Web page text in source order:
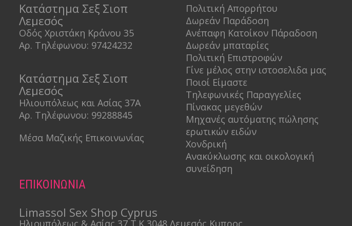
Κατάστημα Σεξ Σιοπ
Λεμεσός
Οδός Χριστάκη Κράνου 35
Αρ. Τηλέφωνου: 97424232
Κατάστημα Σεξ Σιοπ
Λεμεσός
Ηλιουπόλεως και Ασίας 37Α
Αρ. Τηλέφωνου: 99288845
Μέσα Μαζικής Επικοινωνίας
Πολιτική Απορρήτου
Δωρεάν Παράδοση
Ανέπαφη Κατοίκον Πάραδοση
Δωρεάν μπαταρίες
Πολιτική Επιστροφών
Γίνε μέλος στην ιστοσελιδα μας
Ποιοί Είμαστε
Τηλεφωνικές Παραγγελίες
Πίνακας μεγεθών
Mηχανές αυτόματης πώλησης
ερωτικών ειδών
Χονδρική
Ανακύκλωσης και οικολογική
συνείδηση
ΕΠΙΚΟΙΝΩΝΙΑ
Limassol Sex Shop Cyprus
Ηλιουπόλεως & Ασίας 37 Τ.Κ 3048 Λεμεσός Κυπρος